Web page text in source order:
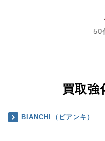
50
買取強
BIANCHI（ビアンキ）